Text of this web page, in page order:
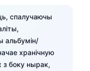
спалучаючы
альбумін/
хранічную
з боку нырак,